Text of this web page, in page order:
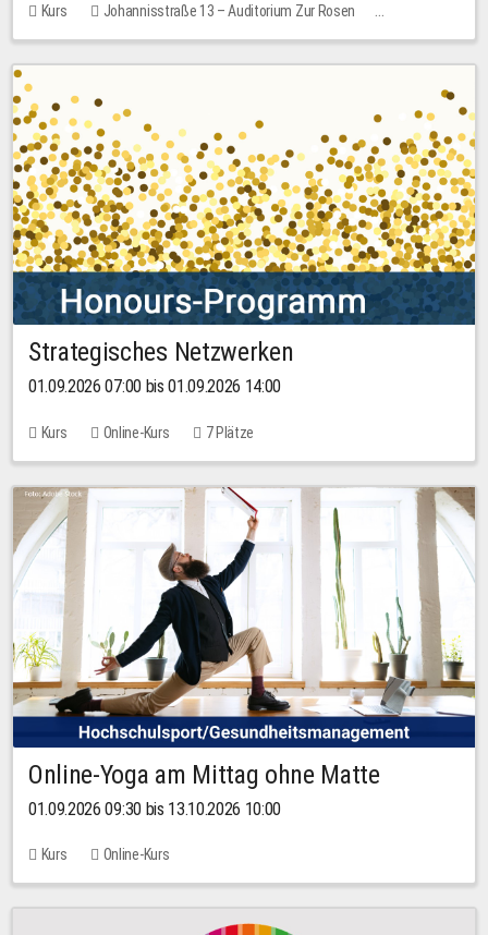
Kurs
Johannisstraße 13 – Auditorium Zur Rosen
Keine freien Plätze
30,00 EUR
Strategisches Netzwerken
01.09.2026 07:00 bis 01.09.2026 14:00
Kurs Online-Kurs 7 Plätze
Online-Yoga am Mittag ohne Matte
01.09.2026 09:30 bis 13.10.2026 10:00
Kurs Online-Kurs